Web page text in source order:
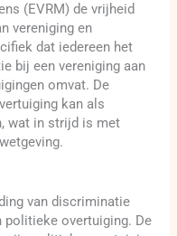
(EVRM) de vrijheid
vereniging en
dat iedereen het
bij een vereniging aan
omvat. De
kan als
wat in strijd is met
van discriminatie
overtuiging. De